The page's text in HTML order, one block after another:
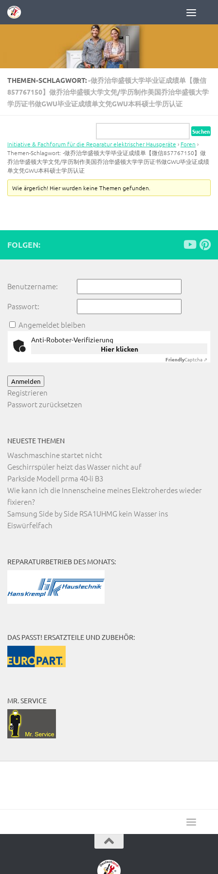
Zum Inhalt springen
THEMEN-SCHLAGWORT:-做乔治华盛顿大学毕业证成绩单【微信
857767150】做乔治华盛顿大学文凭/学历制作美国乔治华盛顿大学
学历证书做GWU毕业证成绩单文凭GWU本科硕士学历认证
Initiative & Fachforum für die Reparatur elektrischer Hausgeräte › Foren ›
Themen-Schlagwort: -做乔治华盛顿大学毕业证成绩单【微信857767150】做
乔治华盛顿大学文凭/学历制作美国乔治华盛顿大学学历证书做GWU毕业证成绩
单文凭GWU本科硕士学历认证
Wie ärgerlich! Hier wurden keine Themen gefunden.
FOLGEN:
Benutzername:
Passwort:
Angemeldet bleiben
Anti-Roboter-Verifizierung
Hier klicken
FriendlyCaptcha ⇗
Anmelden
Registrieren
Passwort zurücksetzen
NEUESTE THEMEN
Waschmaschine startet nicht
Geschirrspüler heizt das Wasser nicht auf
Parkside Modell prma 40-li B3
Wie kann ich die Innenscheine meines Elektroherdes wieder
fixieren?
Samsung Side by Side RSA1UHMG kein Wasser ins
Eiswürfelfach
REPARATURBETRIEB DES MONATS:
DAS PASST! ERSATZTEILE UND ZUBEHÖR:
MR. SERVICE